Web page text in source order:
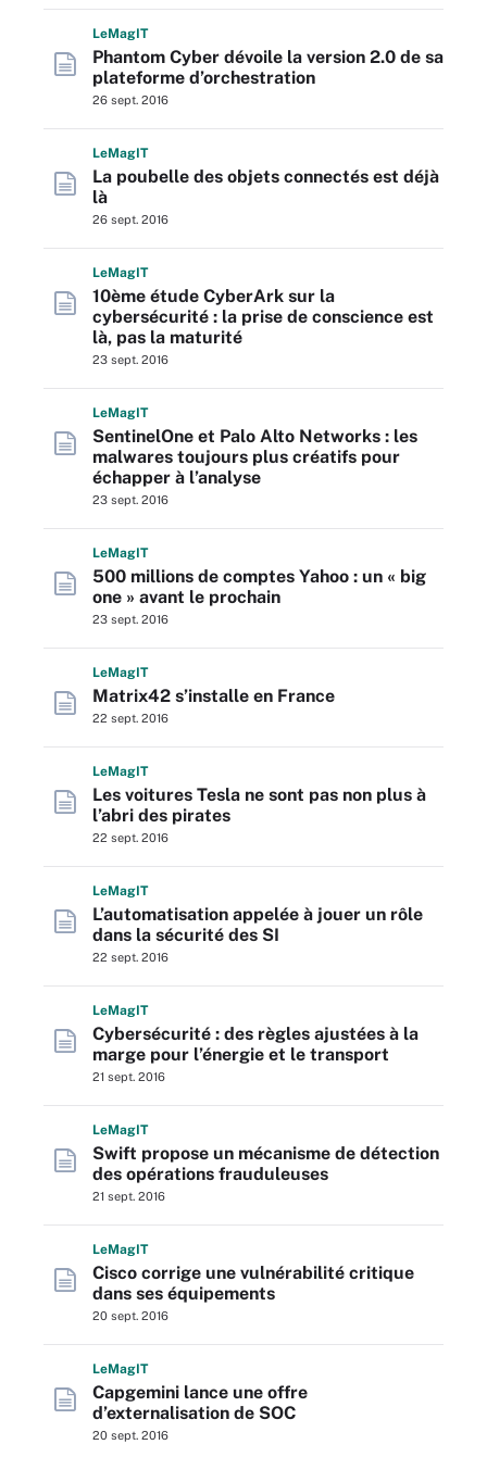
LeMagIT
Phantom Cyber dévoile la version 2.0 de sa
plateforme d’orchestration
26 sept. 2016
LeMagIT
La poubelle des objets connectés est déjà
là
26 sept. 2016
LeMagIT
10ème étude CyberArk sur la
cybersécurité : la prise de conscience est
là, pas la maturité
23 sept. 2016
LeMagIT
SentinelOne et Palo Alto Networks : les
malwares toujours plus créatifs pour
échapper à l’analyse
23 sept. 2016
LeMagIT
500 millions de comptes Yahoo : un « big
one » avant le prochain
23 sept. 2016
LeMagIT
Matrix42 s’installe en France
22 sept. 2016
LeMagIT
Les voitures Tesla ne sont pas non plus à
l’abri des pirates
22 sept. 2016
LeMagIT
L’automatisation appelée à jouer un rôle
dans la sécurité des SI
22 sept. 2016
LeMagIT
Cybersécurité : des règles ajustées à la
marge pour l’énergie et le transport
21 sept. 2016
LeMagIT
Swift propose un mécanisme de détection
des opérations frauduleuses
21 sept. 2016
LeMagIT
Cisco corrige une vulnérabilité critique
dans ses équipements
20 sept. 2016
LeMagIT
Capgemini lance une offre
d’externalisation de SOC
20 sept. 2016